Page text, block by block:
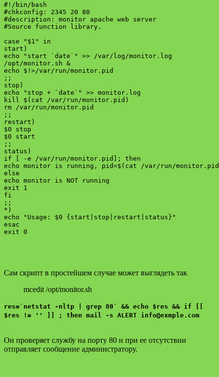
#!/bin/bash
#chkconfig: 2345 20 80
#description: monitor apache web server
#Source function library.
case "$1" in
start)
echo "start `date`" >> /var/log/monitor.log
/opt/monitor.sh &
echo $!>/var/run/monitor.pid
;;
stop)
echo "stop + `date`" >> monitor.log
kill $(cat /var/run/monitor.pid)
rm /var/run/monitor.pid
;;
restart)
$0 stop
$0 start
;;
status)
if [ -e /var/run/monitor.pid]; then
echo monitor is running, pid=$(cat /var/run/
else
echo monitor is NOT running
exit 1
fi
;;
*)
echo "Usage: $0 {start|stop|restart|status}"
esac
Сам скрипт в простейшем случае может выглядеть так
mcedit /opt/monitor.sh
res=`netstat -nltp | grep 80` && echo $res && if [[
$res != '' ]] ; then mail -s ALERT info@exmple.com
Он проверяет службу на порту 80 и при ее отсутствии
отправляет сообщение администратору.